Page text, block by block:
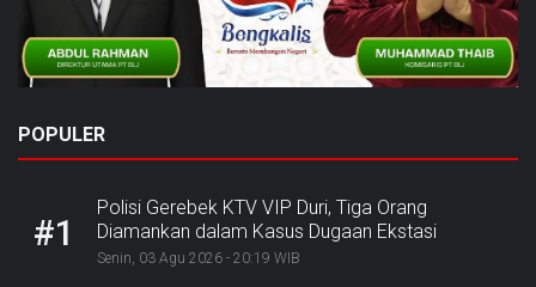
POPULER
#1
Polisi Gerebek KTV VIP Duri, Tiga Orang
Diamankan dalam Kasus Dugaan Ekstasi
Senin, 03 Agu 2026 - 20:19 WIB